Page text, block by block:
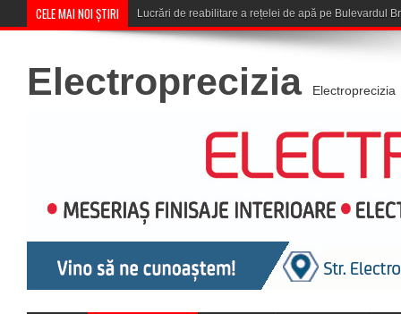
CELE MAI NOI ȘTIRI Corona Brașov se cal
Electroprecizia Electroprecizia